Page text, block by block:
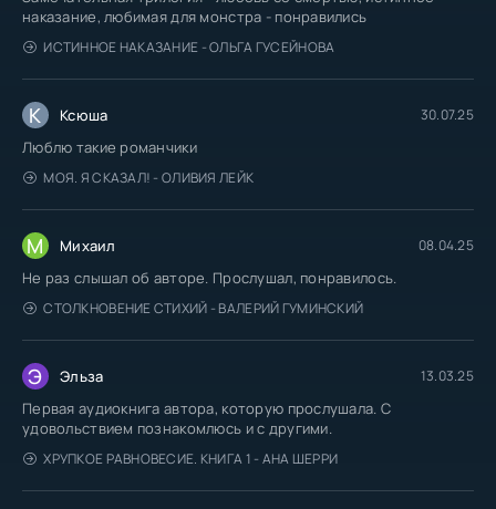
наказание, любимая для монстра - понравились
ИСТИННОЕ НАКАЗАНИЕ - ОЛЬГА ГУСЕЙНОВА
К Ксюша 30.07.25
Люблю такие романчики
МОЯ. Я СКАЗАЛ! - ОЛИВИЯ ЛЕЙК
М Михаил 08.04.25
Не раз слышал об авторе. Прослушал, понравилось.
СТОЛКНОВЕНИЕ СТИХИЙ - ВАЛЕРИЙ ГУМИНСКИЙ
Э Эльза 13.03.25
Первая аудиокнига автора, которую прослушала. С
удовольствием познакомлюсь и с другими.
ХРУПКОЕ РАВНОВЕСИЕ. КНИГА 1 - АНА ШЕРРИ